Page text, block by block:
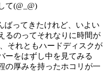
て(@_@)
ってきたけれど、いよい
るのってそれなりに時間が
それともハードディスクが
ーをはずし中を見てみる
の厚みを持ったホコリが一